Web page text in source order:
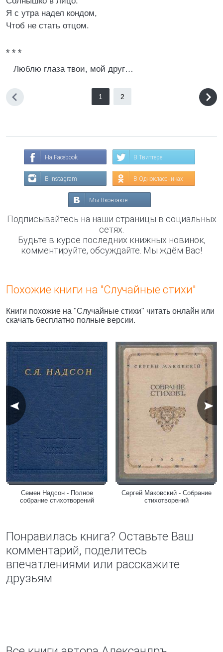
Я с утра надел кондом,
Чтоб не стать отцом.
* * *
Люблю глаза твои, мой друг…
1 2
На Facebook В Твиттере
В Instagram В Одноклассниках
Мы Вконтакте
Подписывайтесь на наши страницы в социальных
сетях.
Будьте в курсе последних книжных новинок,
комментируйте, обсуждайте. Мы ждём Вас!
Похожие книги на "Случайные стихи"
Книги похожие на "Случайные стихи" читать онлайн или
скачать бесплатно полные версии.
Семен Надсон - Полное
собрание стихотворений
Сергей Маковский - Собрание
стихотворений
Понравилась книга? Оставьте Ваш
комментарий, поделитесь
впечатлениями или расскажите
друзьям